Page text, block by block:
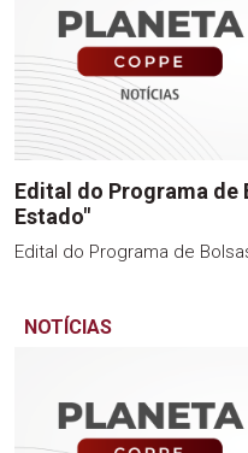
Edital do Programa de
Estado"
Edital do Programa de
NOTÍCIAS